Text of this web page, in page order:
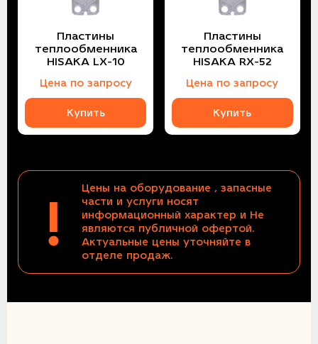
Пластины
теплообменника
HISAKA LX-10
Цена по запросу
Купить
Пластины
теплообменника
HISAKA RX-52
Цена по запросу
Купить
!
Цены на оборудование , запасные
части и услуги носят
информационный характер и Не
являются публичной офертой.
Актуальные цены уточняйте в
отделе продаж.